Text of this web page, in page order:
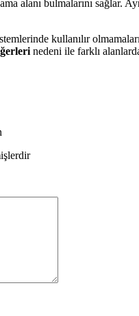
alanı bulmalarını
kullanılır
nedeni ile farklı